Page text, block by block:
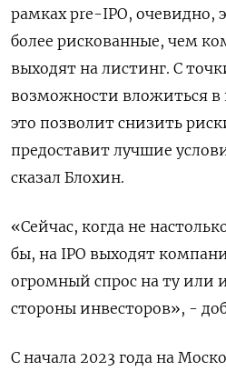
рамках pre-IPO, очевидно,
более рискованные, чем
выходят на листинг. С
возможности вложиться в
это позволит снизить
предоставит лучшие
сказал Блохин.
«Сейчас, когда не
бы, на IPO выходят
огромный спрос на ту или
стороны инвесторов», -
С начала 2023 года на